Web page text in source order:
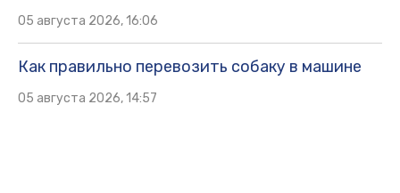
05 августа 2026, 16:06
Как правильно перевозить собаку в машине
05 августа 2026, 14:57